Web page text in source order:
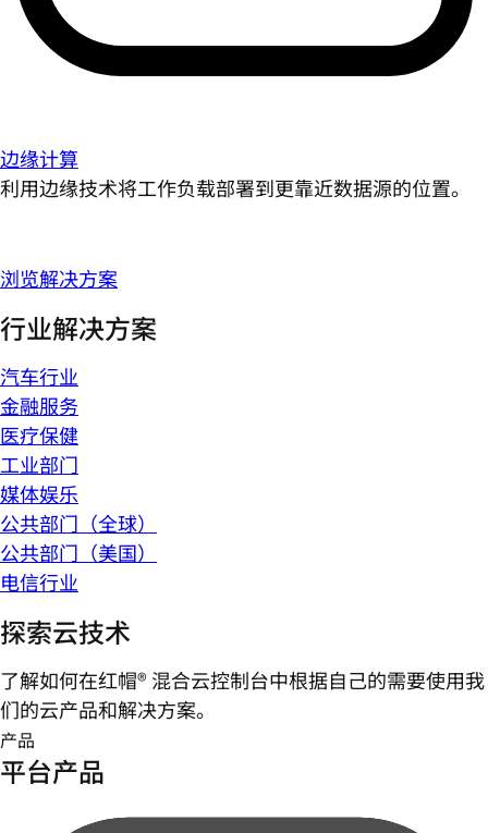
边缘计算
利用边缘技术将工作负载部署到更靠近数据源的位置。
浏览解决方案
行业解决方案
汽车行业
金融服务
医疗保健
工业部门
媒体娱乐
公共部门（全球）
公共部门（美国）
电信行业
探索云技术
了解如何在红帽® 混合云控制台中根据自己的需要使用我
们的云产品和解决方案。
产品
平台产品